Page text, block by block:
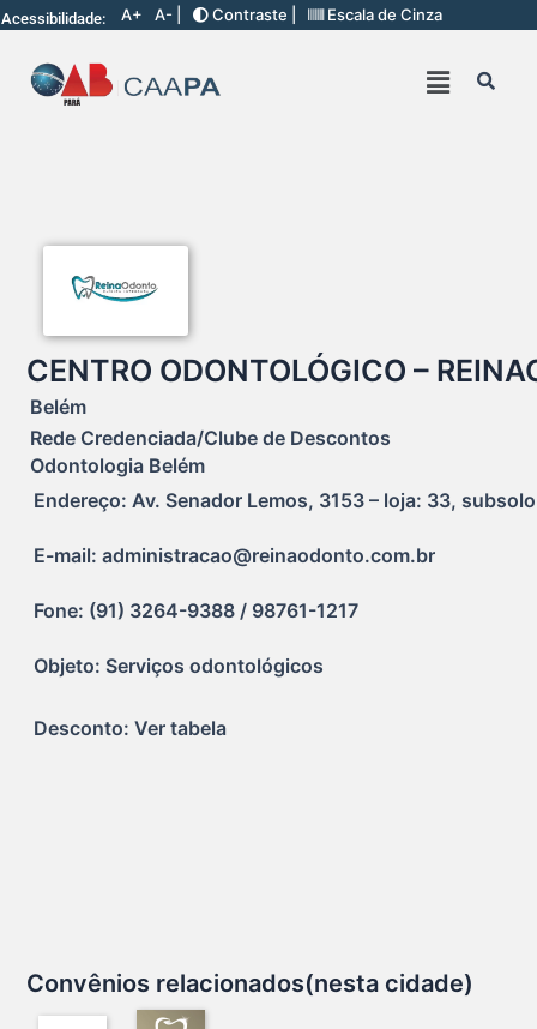
Acessibilidade: A+ A- | Contraste | Escala de Cinza
CENTRO ODONTOLÓGICO –
Belém
Rede Credenciada/Clube de Descontos
Odontologia Belém
Endereço: Av. Senador Lemos, 3153 – loja: 33,
E-mail: administracao@reinaodonto.com.br
Fone: (91) 3264-9388 / 98761-1217
Objeto: Serviços odontológicos
Desconto: Ver tabela
Convênios relacionados(nesta cidade)